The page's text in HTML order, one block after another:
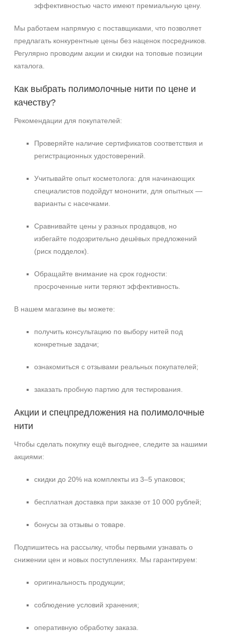
эффективностью часто имеют премиальную цену.
Мы работаем напрямую с поставщиками, что позволяет
предлагать конкурентные цены без наценок посредников.
Регулярно проводим акции и скидки на топовые позиции
каталога.
Как выбрать полимолочные нити по цене и
качеству?
Рекомендации для покупателей:
Проверяйте наличие сертификатов соответствия и
регистрационных удостоверений.
Учитывайте опыт косметолога: для начинающих
специалистов подойдут мононити, для опытных —
варианты с насечками.
Сравнивайте цены у разных продавцов, но
избегайте подозрительно дешёвых предложений
(риск подделок).
Обращайте внимание на срок годности:
просроченные нити теряют эффективность.
В нашем магазине вы можете:
получить консультацию по выбору нитей под
конкретные задачи;
ознакомиться с отзывами реальных покупателей;
заказать пробную партию для тестирования.
Акции и спецпредложения на полимолочные
нити
Чтобы сделать покупку ещё выгоднее, следите за нашими
акциями:
скидки до 20% на комплекты из 3–5 упаковок;
бесплатная доставка при заказе от 10 000 рублей;
бонусы за отзывы о товаре.
Подпишитесь на рассылку, чтобы первыми узнавать о
снижении цен и новых поступлениях. Мы гарантируем:
оригинальность продукции;
соблюдение условий хранения;
оперативную обработку заказа.